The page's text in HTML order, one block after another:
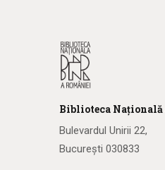
Biblioteca Națională
Bulevardul Unirii 22,
București 030833